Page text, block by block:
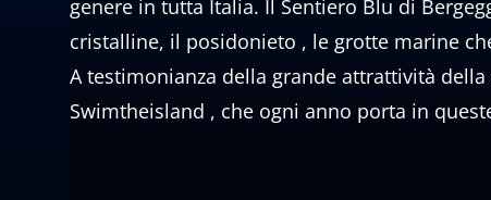
genere in tutta Italia. Il Sentiero Blu di
cristalline, il posidonieto , le grotte marine
A testimonianza della grande attrattività
Swimtheisland , che ogni anno porta in